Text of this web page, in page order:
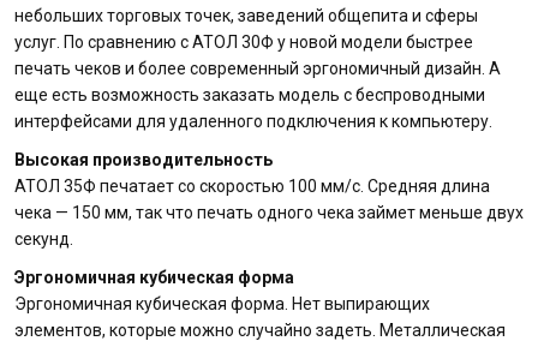
небольших торговых точек, заведений общепита и сферы
услуг. По сравнению с АТОЛ 30Ф у новой модели быстрее
печать чеков и более современный эргономичный дизайн. А
еще есть возможность заказать модель с беспроводными
интерфейсами для удаленного подключения к компьютеру.
Высокая производительность
АТОЛ 35Ф печатает со скоростью 100 мм/с. Средняя длина
чека — 150 мм, так что печать одного чека займет меньше двух
секунд.
Эргономичная кубическая форма
Эргономичная кубическая форма. Нет выпирающих
элементов, которые можно случайно задеть. Металлическая